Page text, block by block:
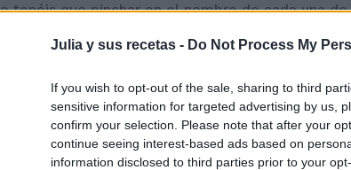
Julia y sus recetas - Do Not Process My
If you wish to opt-out of the sale, sharing to third
sensitive information for targeted advertising by us,
confirm your selection. Please note that after your
continue seeing interest-based ads based on
information disclosed to third parties prior to your
tenéis que pinchar en el nombre de cada una